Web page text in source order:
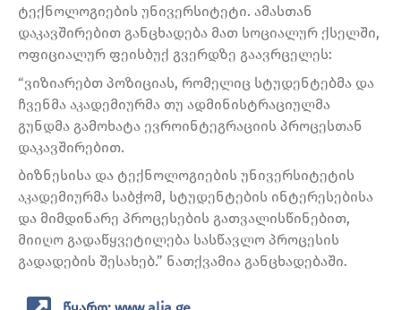
ტექნოლოგიების უნივერსიტეტი. ამასთან
დაკავშირებით განცხადება მათ სოციალურ ქსელში,
ოფიციალურ ფეისბუქ გვერდზე გაავრცელეს:
“ვიზიარებთ პოზიციას, რომელიც სტუდენტებმა და
ჩვენმა აკადემიურმა თუ ადმინისტრაციულმა
გუნდმა გამოხატა ევროინტეგრაციის პროცესთან
დაკავშირებით.
ბიზნესისა და ტექნოლოგიების უნივერსიტეტის
აკადემიურმა საბჭომ, სტუდენტების ინტერესებისა
და მიმდინარე პროცესების გათვალისწინებით,
მიიღო გადაწყვეტილება სასწავლო პროცესის
გადადების შესახებ.” ნათქვამია განცხადებაში.